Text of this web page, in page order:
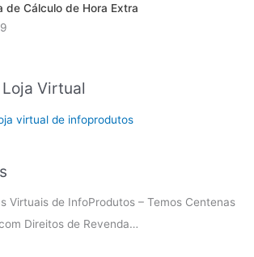
de Cálculo de Hora Extra
Virtual
Virtuais de InfoProdutos – Temos Centenas
Direitos de Revenda…